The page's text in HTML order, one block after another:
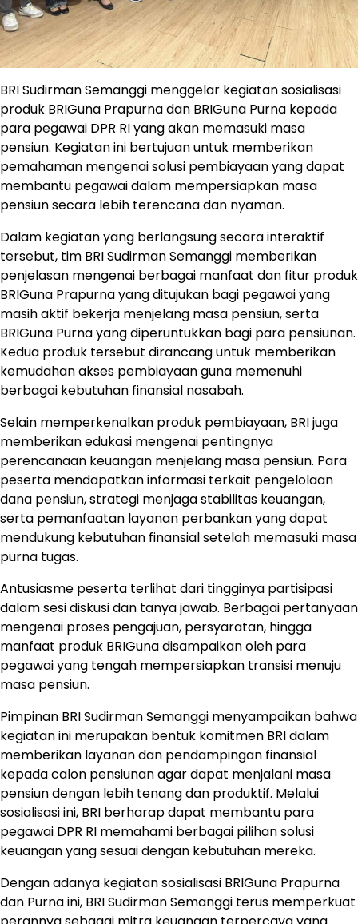
BRI Sudirman Semanggi menggelar kegiatan sosialisasi
produk BRIGuna Prapurna dan BRIGuna Purna kepada
para pegawai DPR RI yang akan memasuki masa
pensiun. Kegiatan ini bertujuan untuk memberikan
pemahaman mengenai solusi pembiayaan yang dapat
membantu pegawai dalam mempersiapkan masa
pensiun secara lebih terencana dan nyaman.
Dalam kegiatan yang berlangsung secara interaktif
tersebut, tim BRI Sudirman Semanggi memberikan
penjelasan mengenai berbagai manfaat dan fitur produk
BRIGuna Prapurna yang ditujukan bagi pegawai yang
masih aktif bekerja menjelang masa pensiun, serta
BRIGuna Purna yang diperuntukkan bagi para pensiunan.
Kedua produk tersebut dirancang untuk memberikan
kemudahan akses pembiayaan guna memenuhi
berbagai kebutuhan finansial nasabah.
Selain memperkenalkan produk pembiayaan, BRI juga
memberikan edukasi mengenai pentingnya
perencanaan keuangan menjelang masa pensiun. Para
peserta mendapatkan informasi terkait pengelolaan
dana pensiun, strategi menjaga stabilitas keuangan,
serta pemanfaatan layanan perbankan yang dapat
mendukung kebutuhan finansial setelah memasuki masa
purna tugas.
Antusiasme peserta terlihat dari tingginya partisipasi
dalam sesi diskusi dan tanya jawab. Berbagai pertanyaan
mengenai proses pengajuan, persyaratan, hingga
manfaat produk BRIGuna disampaikan oleh para
pegawai yang tengah mempersiapkan transisi menuju
masa pensiun.
Pimpinan BRI Sudirman Semanggi menyampaikan bahwa
kegiatan ini merupakan bentuk komitmen BRI dalam
memberikan layanan dan pendampingan finansial
kepada calon pensiunan agar dapat menjalani masa
pensiun dengan lebih tenang dan produktif. Melalui
sosialisasi ini, BRI berharap dapat membantu para
pegawai DPR RI memahami berbagai pilihan solusi
keuangan yang sesuai dengan kebutuhan mereka.
Dengan adanya kegiatan sosialisasi BRIGuna Prapurna
dan Purna ini, BRI Sudirman Semanggi terus memperkuat